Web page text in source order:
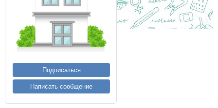
Подписаться
Написать сообщение